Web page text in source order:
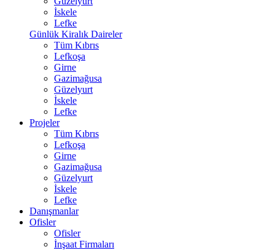
İskele
Lefke
Günlük Kiralık Daireler
Tüm Kıbrıs
Lefkoşa
Girne
Gazimağusa
Güzelyurt
İskele
Lefke
Projeler
Tüm Kıbrıs
Lefkoşa
Girne
Gazimağusa
Güzelyurt
İskele
Lefke
Danışmanlar
Ofisler
Ofisler
İnşaat Firmaları